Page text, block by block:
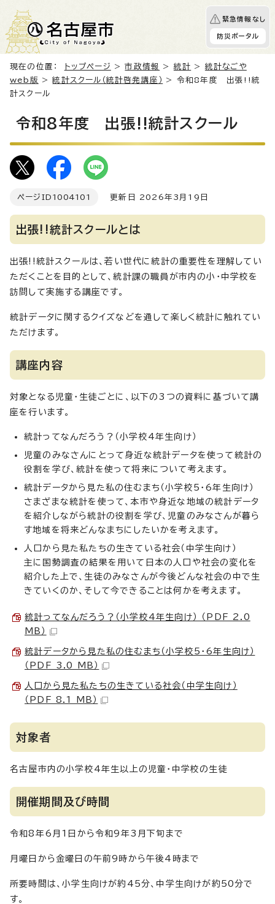
緊急情報なし
防災ポータル
現在の位置： トップページ >市政情報 > 統計 > 統計なごや
web版 >統計スクール（統計啓発講座）
> 令和8年度 出張!!統
計スクール
令和8年度 出張!!統計スクール
ページID 1004101 更新日 2026年3月19日
出張!!統計スクールとは
出張!!統計スクールは、若い世代に統計の重要性を理解してい
ただくことを目的として、統計課の職員が市内の小・中学校を
訪問して実施する講座です。
統計データに関するクイズなどを通して楽しく統計に触れてい
ただけます。
講座内容
対象となる児童・生徒ごとに、以下の3つの資料に基づいて講
座を行います。
統計ってなんだろう？（小学校4年生向け）
児童のみなさんにとって身近な統計データを使って統計の
役割を学び、統計を使って将来について考えます。
統計データから見た私の住むまち（小学校5・6年生向け）
さまざまな統計を使って、本市や身近な地域の統計データ
を紹介しながら統計の役割を学び、児童のみなさんが暮ら
す地域を将来どんなまちにしたいかを考えます。
人口から見た私たちの生きている社会（中学生向け）
主に国勢調査の結果を用いて日本の人口や社会の変化を
紹介した上で、生徒のみなさんが今後どんな社会の中で生
きていくのか、そして今できることは何かを考えます。
統計ってなんだろう？（小学校4年生向け） （PDF 2.0
MB）
統計データから見た私の住むまち（小学校5・6年生向け）
（PDF 3.0 MB）
人口から見た私たちの生きている社会（中学生向け）
（PDF 8.1 MB）
対象者
名古屋市内の小学校4年生以上の児童・中学校の生徒
開催期間及び時間
令和8年6月1日から令和9年3月下旬まで
月曜日から金曜日の午前9時から午後4時まで
所要時間は、小学生向けが約45分、中学生向けが約50分で
す。